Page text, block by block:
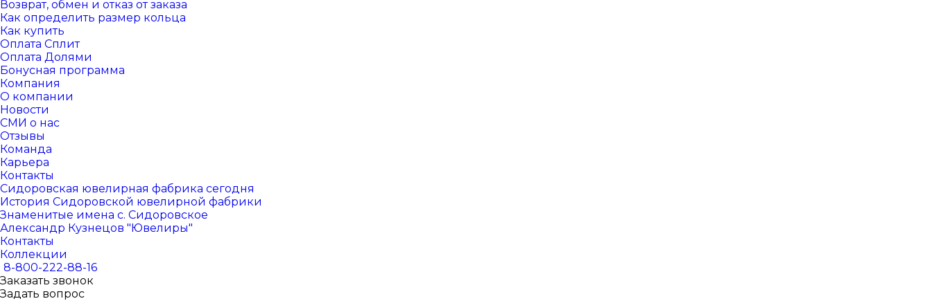
Возврат, обмен и отказ от заказа
Как определить размер кольца
Как купить
Оплата Сплит
Оплата Долями
Бонусная программа
Компания
О компании
Новости
СМИ о нас
Отзывы
Команда
Карьера
Контакты
Сидоровская ювелирная фабрика сегодня
История Сидоровской ювелирной фабрики
Знаменитые имена с. Сидоровское
Александр Кузнецов "Ювелиры"
Контакты
Коллекции
8-800-222-88-16
Заказать звонок
Задать вопрос